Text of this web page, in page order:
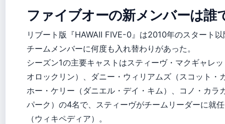
ファイブオーの新メンバーは誰
リブート版『HAWAII FIVE-0』は2010年のスタート以
チームメンバーに何度も入れ替わりがあった。
シーズン1の主要キャストはスティーヴ・マクギャレ
オロックリン）、ダニー・ウィリアムズ（スコット・
ホー・ケリー（ダニエル・デイ・キム）、コノ・カラ
パーク）の4名で、スティーヴがチームリーダーに就
（ウィキペディア）。